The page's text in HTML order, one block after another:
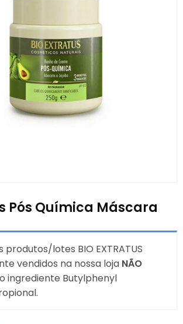
Pós Química Máscara
produtos/lotes BIO EXTRATUS
vendidos na nossa loja NÃO
ingrediente Butylphenyl